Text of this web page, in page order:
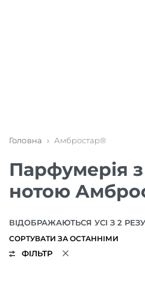
Головна › Амбростар®
Парфумерія
нотою
ВІДОБРАЖАЮТЬСЯ УСІ З 2
ФІЛЬТР